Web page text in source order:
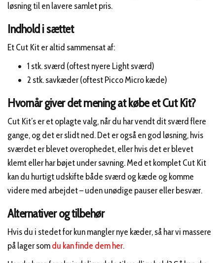
løsning til en lavere samlet pris.
Indhold i sættet
Et Cut Kit er altid sammensat af:
1 stk. sværd (oftest nyere Light sværd)
2 stk. savkæder (oftest Picco Micro kæde)
Hvornår giver det mening at købe et Cut Kit?
Cut Kit’s er et oplagte valg, når du har vendt dit sværd flere
gange, og det er slidt ned. Det er også en god løsning, hvis
sværdet er blevet overophedet, eller hvis det er blevet
klemt eller har bøjet under savning. Med et komplet Cut Kit
kan du hurtigt udskifte både sværd og kæde og komme
videre med arbejdet – uden unødige pauser eller besvær.
Alternativer og tilbehør
Hvis du i stedet for kun mangler nye kæder, så har vi massere
på lager somdu kan finde dem her.